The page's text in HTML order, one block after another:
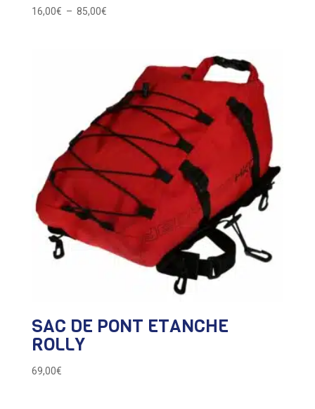
16,00€ – 85,00€Plage
85,00€
SAC DE PONT ETANCHE
ROLLY
69,00€